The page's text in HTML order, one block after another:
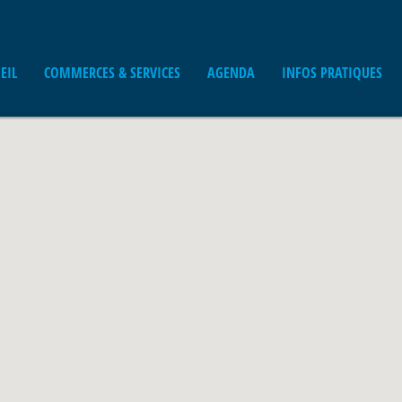
COMMERCES & SERVICES AGENDA INFOS PRATIQUES